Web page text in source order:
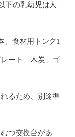
下の乳幼児は人
、食材用トング1
ート、木炭、ゴ
るため、別途準
つ交換台があ